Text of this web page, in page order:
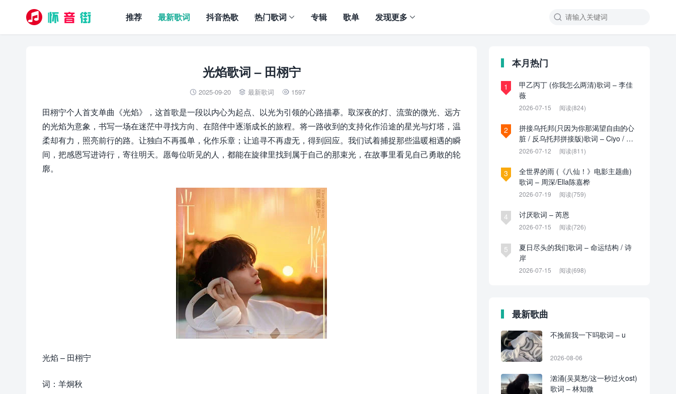

推荐 最新歌词 抖音热歌 热门歌词 专辑 歌单 发现更多
光焰歌词 – 田栩宁
 2025-09-20  最新歌词  1597
田栩宁个人首支单曲《光焰》，这首歌是一段以内心为起点、以光为引领的心路描摹。取深夜的灯、流萤的微光、远方
的光焰为意象，书写一场在迷茫中寻找方向、在陪伴中逐渐成长的旅程。将一路收到的支持化作沿途的星光与灯塔，温
柔却有力，照亮前行的路。让独白不再孤单，化作乐章；让追寻不再虚无，得到回应。我们试着捕捉那些温暖相遇的瞬
间，把感恩写进诗行，寄往明天。愿每位听见的人，都能在旋律里找到属于自己的那束光，在故事里看见自己勇敢的轮
廓。
光焰 – 田栩宁
词：羊炯秋
本月热门
1
甲乙丙丁 (你我怎么两清)歌词 – 李佳
薇
2026-07-15 阅读(824)
2
拼接乌托邦(只因为你那渴望自由的心
脏 / 反乌托邦拼接版)歌词 – Ciyo / 见
过夏天P / 乌托邦P
2026-07-12 阅读(811)
3
全世界的雨 (《八仙！》电影主题曲)
歌词 – 周深/Ella陈嘉桦
2026-07-19 阅读(759)
4 讨厌歌词 – 芮恩
2026-07-15 阅读(726)
5
夏日尽头的我们歌词 – 命运结构 / 诗
岸
2026-07-15 阅读(698)
最新歌曲
不挽留我一下吗歌词 – u
2026-08-06
汹涌(吴莫愁/这一秒过火ost)
歌词 – 林知微